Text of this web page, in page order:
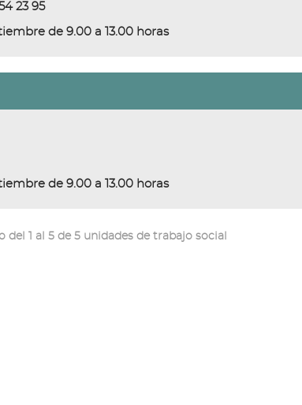
23 95
de 9.00 a 13.00 horas
de 9.00 a 13.00 horas
del 1 al 5 de 5 unidades de trabajo social